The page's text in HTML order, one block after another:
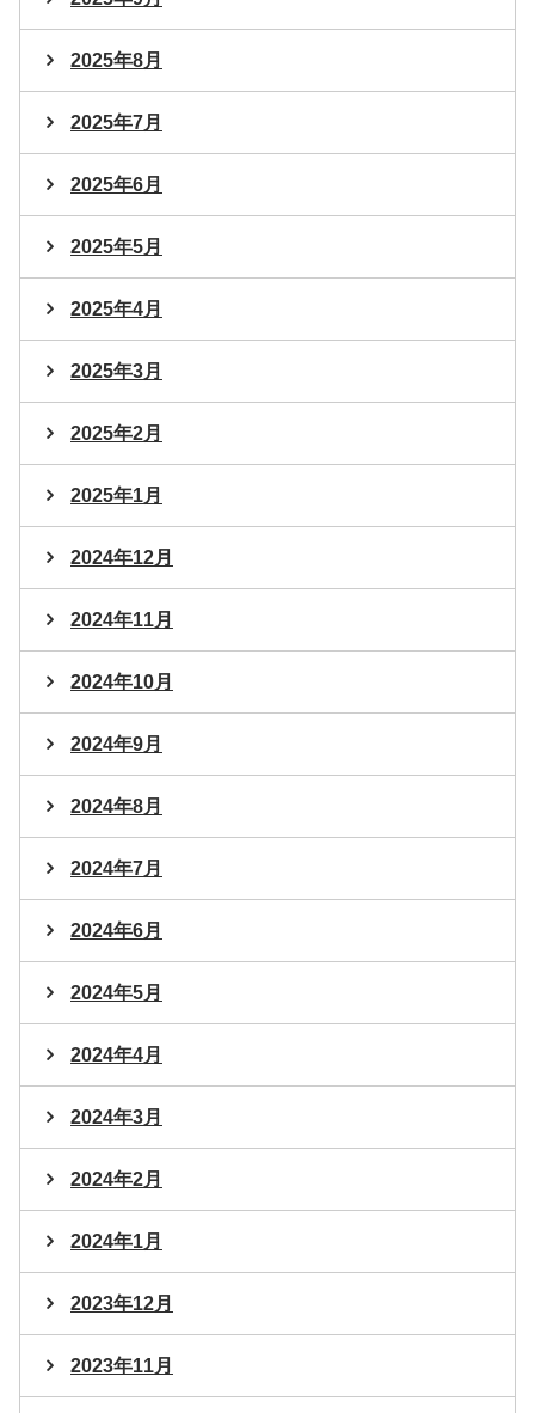
2025年8月
2025年7月
2025年6月
2025年5月
2025年4月
2025年3月
2025年2月
2025年1月
2024年12月
2024年11月
2024年10月
2024年9月
2024年8月
2024年7月
2024年6月
2024年5月
2024年4月
2024年3月
2024年2月
2024年1月
2023年12月
2023年11月